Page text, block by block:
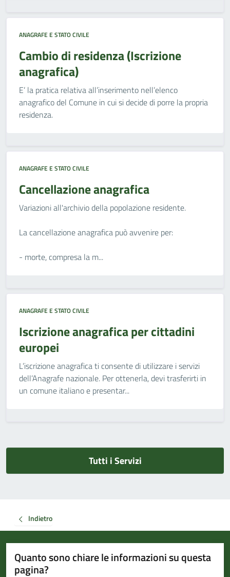
ANAGRAFE E STATO CIVILE
Cambio di residenza (Iscrizione
anagrafica)
E’ la pratica relativa all’inserimento nell’elenco
anagrafico del Comune in cui si decide di porre la propria
residenza.
ANAGRAFE E STATO CIVILE
Cancellazione anagrafica
Variazioni all'archivio della popolazione residente.
La cancellazione anagrafica può avvenire per:
- morte, compresa la m...
ANAGRAFE E STATO CIVILE
Iscrizione anagrafica per cittadini
europei
L’iscrizione anagrafica ti consente di utilizzare i servizi
dell’Anagrafe nazionale. Per ottenerla, devi trasferirti in
un comune italiano e presentar...
Tutti i Servizi
Indietro
Quanto sono chiare le informazioni su questa
pagina?